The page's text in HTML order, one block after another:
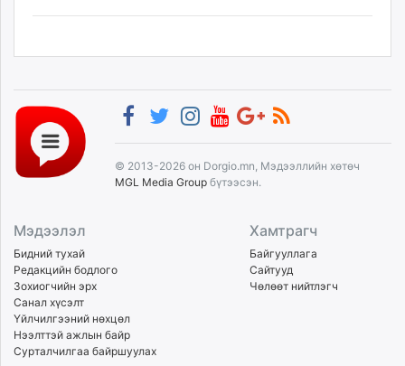
© 2013-2026 он Dorgio.mn, Мэдээллийн хөтөч
MGL Media Group бүтээсэн.
Мэдээлэл
Бидний тухай
Редакцийн бодлого
Зохиогчийн эрх
Санал хүсэлт
Үйлчилгээний нөхцөл
Нээлттэй ажлын байр
Сурталчилгаа байршуулах
Хамтрагч
Байгууллага
Сайтууд
Чөлөөт нийтлэгч